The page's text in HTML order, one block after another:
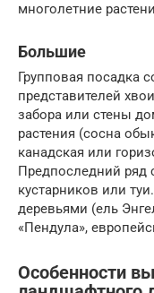
многолетние
Большие
Групповая посадка
представителей
забора или стены
растения (сосна
канадская или
Предпоследний ряд
кустарников или
деревьями (ель
«Пендула»,
Особенности